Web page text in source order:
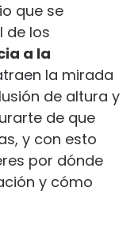
que se
de los
a la
la mirada
de altura y
de que
y con esto
por dónde
y cómo